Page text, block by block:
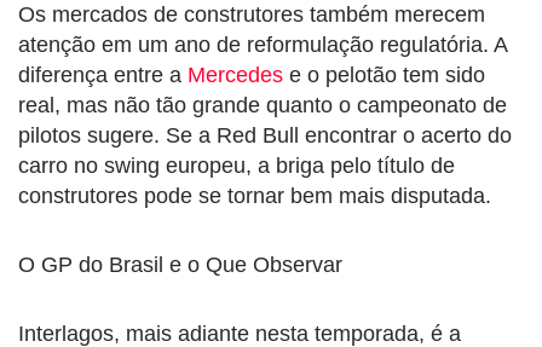
Os mercados de construtores também merecem
atenção em um ano de reformulação regulatória. A
diferença entre a Mercedes e o pelotão tem sido
real, mas não tão grande quanto o campeonato de
pilotos sugere. Se a Red Bull encontrar o acerto do
carro no swing europeu, a briga pelo título de
construtores pode se tornar bem mais disputada.
O GP do Brasil e o Que Observar
Interlagos, mais adiante nesta temporada, é a